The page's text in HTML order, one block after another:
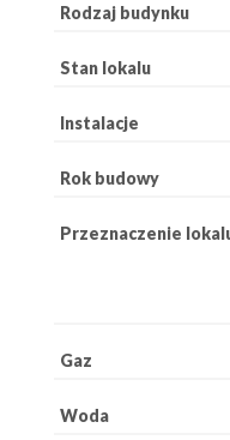
Rodzaj budynku
Stan lokalu
Instalacje
Rok budowy
Przeznaczenie
Gaz
Woda